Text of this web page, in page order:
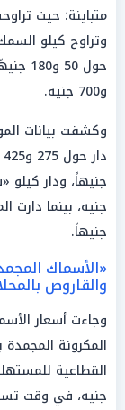
و700 جنيه.
وكشفت بيانات
جنيهاً.
«الأسماك
والقاروص
وجاءت أسعار
جنيه، في وقت